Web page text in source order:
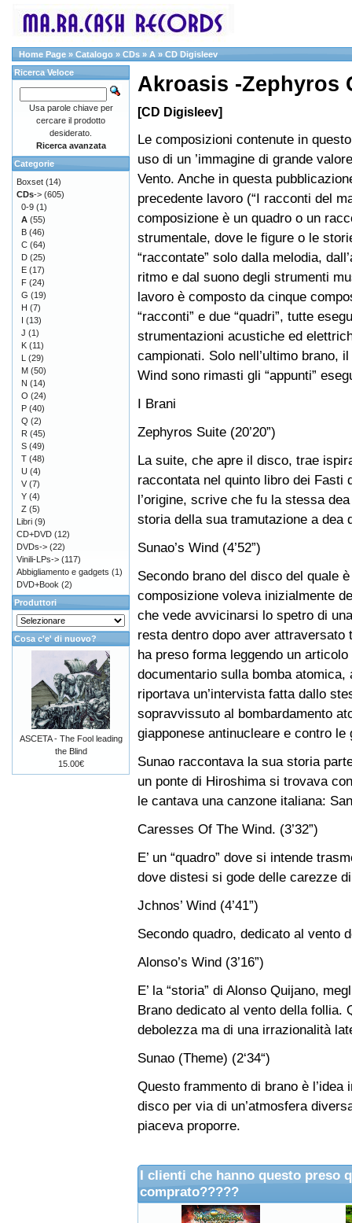
Home Page » Catalogo » CDs » A » CD Digisleev
Akroasis -Zephyros
[CD Digisleev]
Le composizioni contenute in
uso di un ’immagine di grande
Vento. Anche in questa
precedente lavoro (“I racconti del
composizione è un quadro o un
strumentale, dove le figure o le
“raccontate” solo dalla melodia,
ritmo e dal suono degli strumenti
lavoro è composto da cinque
“racconti” e due “quadri”, tutte
strumentazioni acustiche ed
campionati. Solo nell’ultimo brano,
Wind sono rimasti gli “appunti”
I Brani
Zephyros Suite (20’20”)
La suite, che apre il disco, trae
raccontata nel quinto libro dei Fasti
l’origine, scrive che fu la stessa
storia della sua tramutazione a dea
Sunao’s Wind (4’52”)
Secondo brano del disco del quale
composizione voleva inizialmente
che vede avvicinarsi lo spetro di
resta dentro dopo aver attraversato
ha preso forma leggendo un
documentario sulla bomba
riportava un’intervista fatta dallo
sopravvissuto al bombardamento
giapponese antinucleare e contro le
Sunao raccontava la sua storia
un ponte di Hiroshima si trovava
le cantava una canzone italiana:
Caresses Of The Wind. (3’32”)
E’ un “quadro” dove si intende
dove distesi si gode delle carezze
Jchnos’ Wind (4’41”)
Secondo quadro, dedicato al vento
Alonso’s Wind (3’16”)
E’ la “storia” di Alonso Quijano,
Brano dedicato al vento della follia.
debolezza ma di una irrazionalità
Sunao (Theme) (2‘34“)
Questo frammento di brano è l’idea
disco per via di un’atmosfera
piaceva proporre.
I clienti che hanno questo preso
comprato?????
Ricerca Veloce
Usa parole chiave per
cercare il prodotto
desiderato.
Ricerca avanzata
Categorie
Boxset (14)
CDs-> (605)
0-9 (1)
A (55)
B (46)
C (64)
D (25)
E (17)
F (24)
G (19)
H (7)
I (13)
J (1)
K (11)
L (29)
M (50)
N (14)
O (24)
P (40)
Q (2)
R (45)
S (49)
T (48)
U (4)
V (7)
Y (4)
Z (5)
Libri (9)
CD+DVD (12)
DVDs-> (22)
Vinili-LPs-> (117)
Abbigliamento e gadgets (1)
DVD+Book (2)
Produttori
Cosa c'e' di nuovo?
ASCETA - The Fool leading
the Blind
15.00€